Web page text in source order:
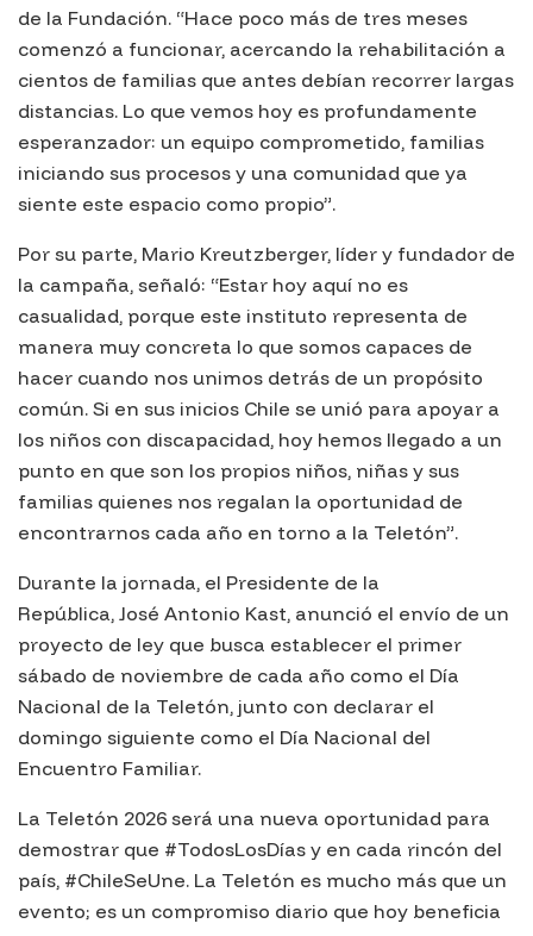
de la Fundación. “Hace poco más de tres meses
comenzó a funcionar, acercando la rehabilitación a
cientos de familias que antes debían recorrer largas
distancias. Lo que vemos hoy es profundamente
esperanzador: un equipo comprometido, familias
iniciando sus procesos y una comunidad que ya
siente este espacio como propio”.
Por su parte, Mario Kreutzberger, líder y fundador de
la campaña, señaló: “Estar hoy aquí no es
casualidad, porque este instituto representa de
manera muy concreta lo que somos capaces de
hacer cuando nos unimos detrás de un propósito
común. Si en sus inicios Chile se unió para apoyar a
los niños con discapacidad, hoy hemos llegado a un
punto en que son los propios niños, niñas y sus
familias quienes nos regalan la oportunidad de
encontrarnos cada año en torno a la Teletón”.
Durante la jornada, el Presidente de la
República, José Antonio Kast, anunció el envío de un
proyecto de ley que busca establecer el primer
sábado de noviembre de cada año como el Día
Nacional de la Teletón, junto con declarar el
domingo siguiente como el Día Nacional del
Encuentro Familiar.
La Teletón 2026 será una nueva oportunidad para
demostrar que #TodosLosDías y en cada rincón del
país, #ChileSeUne. La Teletón es mucho más que un
evento; es un compromiso diario que hoy beneficia